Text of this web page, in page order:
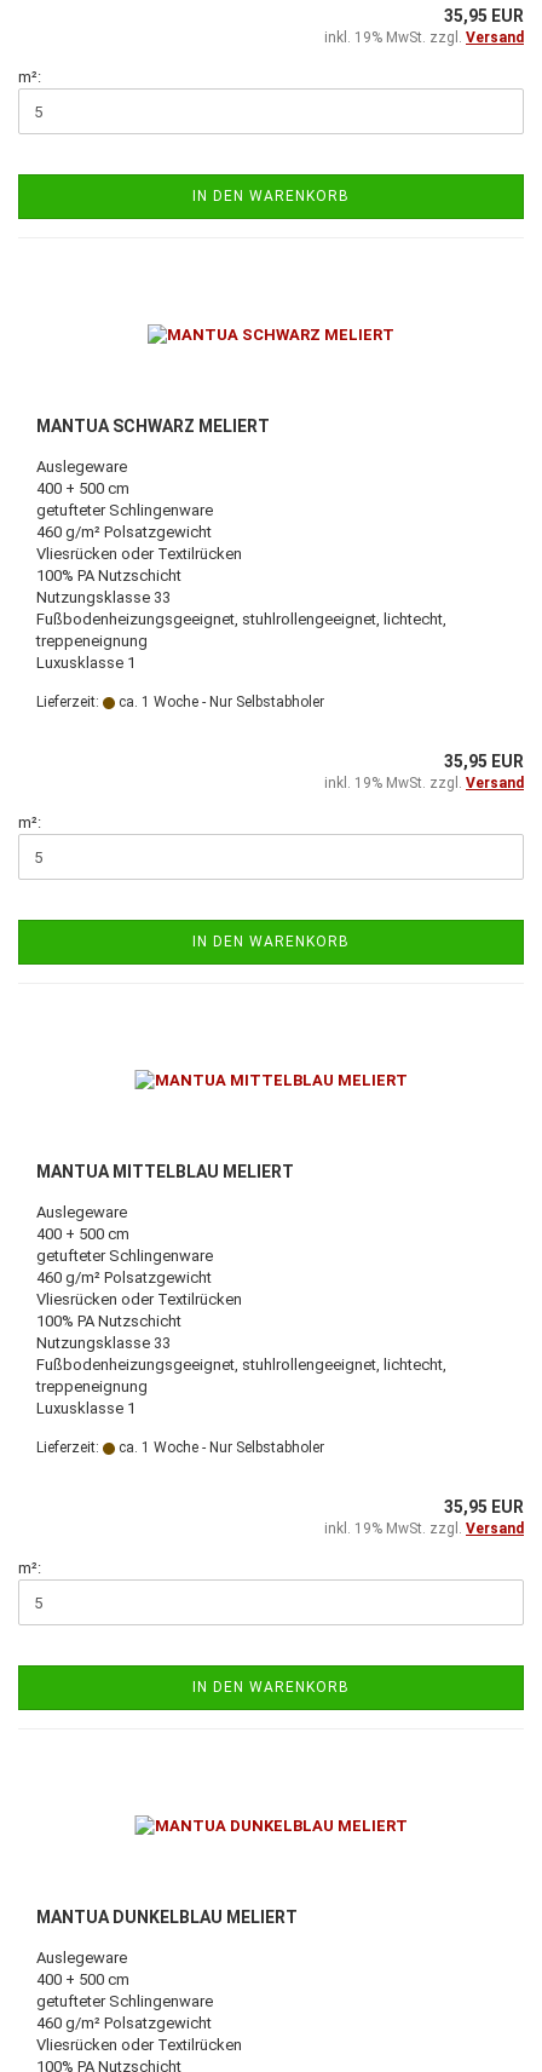
35,95 EUR
inkl. 19% MwSt. zzgl. Versand
m²:
IN DEN WARENKORB
MANTUA SCHWARZ MELIERT
Auslegeware
400 + 500 cm
getufteter Schlingenware
460 g/m² Polsatzgewicht
Vliesrücken oder Textilrücken
100% PA Nutzschicht
Nutzungsklasse 33
Fußbodenheizungsgeeignet, stuhlrollengeeignet, lichtecht,
treppeneignung
Luxusklasse 1
Lieferzeit: ca. 1 Woche - Nur Selbstabholer
35,95 EUR
inkl. 19% MwSt. zzgl. Versand
m²:
IN DEN WARENKORB
MANTUA MITTELBLAU MELIERT
Auslegeware
400 + 500 cm
getufteter Schlingenware
460 g/m² Polsatzgewicht
Vliesrücken oder Textilrücken
100% PA Nutzschicht
Nutzungsklasse 33
Fußbodenheizungsgeeignet, stuhlrollengeeignet, lichtecht,
treppeneignung
Luxusklasse 1
Lieferzeit: ca. 1 Woche - Nur Selbstabholer
35,95 EUR
inkl. 19% MwSt. zzgl. Versand
m²:
IN DEN WARENKORB
MANTUA DUNKELBLAU MELIERT
Auslegeware
400 + 500 cm
getufteter Schlingenware
460 g/m² Polsatzgewicht
Vliesrücken oder Textilrücken
100% PA Nutzschicht